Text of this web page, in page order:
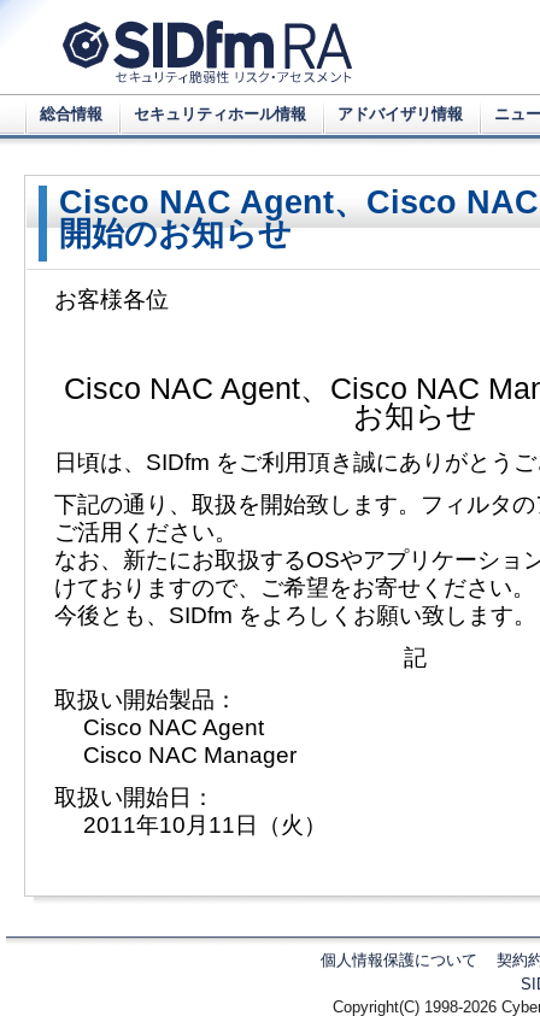
総合情報 セキュリティホール情報 アドバイザリ情報 ニュ
Cisco NAC Agent、Cisco
開始のお知らせ
お客様各位
Cisco NAC Agent、Cisco NAC
お知らせ
日頃は、SIDfm をご利用頂き誠にありがとう
下記の通り、取扱を開始致します。フィルタ
ご活用ください。
なお、新たにお取扱するOSやアプリケーショ
けておりますので、ご希望をお寄せください。
今後とも、SIDfm をよろしくお願い致します。
記
取扱い開始製品：
Cisco NAC Agent
Cisco NAC Manager
取扱い開始日：
2011年10月11日（火）
個人情報保護について
契約
Copyright(C) 1998-2026